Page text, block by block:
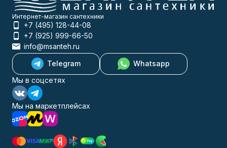
Интернет-магазин сантехники
+7 (495) 128-44-08
+7 (925) 999-66-50
info@msanteh.ru
Telegram
Whatsapp
Мы в соцсетях
Мы на маркетплейсах